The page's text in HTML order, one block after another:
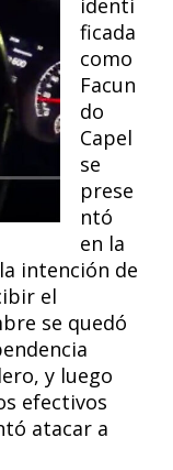
identi
ficada
como
Facun
do
Capel
se
prese
ntó
en la
intención de
el
se quedó
y luego
efectivos
atacar a